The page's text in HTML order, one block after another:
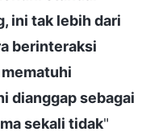
ini tak lebih dari
berinteraksi
dianggap sebagai
sekali tidak"